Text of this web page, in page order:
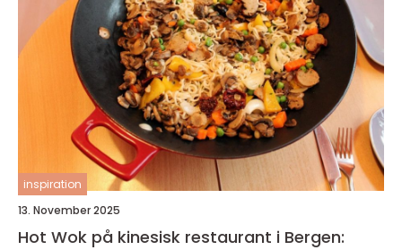
inspiration
13. November 2025
Hot Wok på kinesisk restaurant i Bergen: